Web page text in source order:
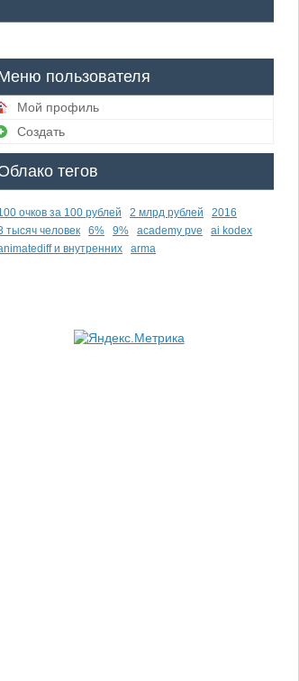
пользователя
Мой профиль
Создать
тегов
очков за 100 рублей 2 млрд рублей
2016
тысяч человек
6% 9% academy pve
ai kodex
и внутренних
arma